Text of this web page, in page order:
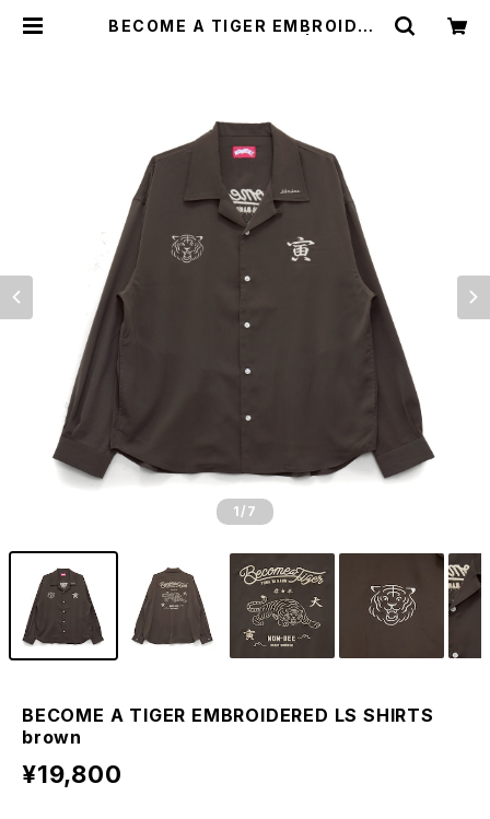
BECOME A TIGER EMBROIDER
1 /7
BECOME A TIGER EMBROIDERED LS SHIRTS
brown
¥19,800